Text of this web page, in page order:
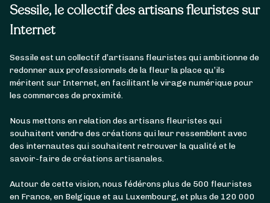
Sessile, le collectif des artisans fleuristes sur
Internet
Sessile est un collectif d’artisans fleuristes qui ambitionne de
redonner aux professionnels de la fleur la place qu’ils
méritent sur Internet, en facilitant le virage numérique pour
les commerces de proximité.
Nous mettons en relation des artisans fleuristes qui
souhaitent vendre des créations qui leur ressemblent avec
des internautes qui souhaitent retrouver la qualité et le
savoir-faire de créations artisanales.
Autour de cette vision, nous fédérons plus de 500 fleuristes
en France, en Belgique et au Luxembourg, et plus de 120 000